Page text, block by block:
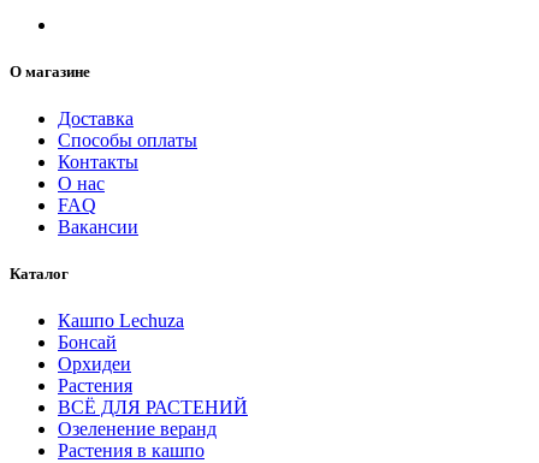
О магазине
Доставка
Способы оплаты
Контакты
О нас
FAQ
Вакансии
Каталог
Кашпо Lechuza
Бонсай
Орхидеи
Растения
ВСЁ ДЛЯ РАСТЕНИЙ
Озеленение веранд
Растения в кашпо